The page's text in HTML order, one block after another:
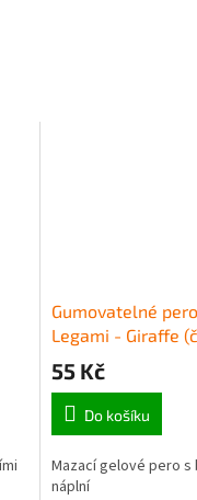
Gumovatelné pero
Legami - Giraffe
55 Kč
Do košíku
Mazací gelové pero s
náplní